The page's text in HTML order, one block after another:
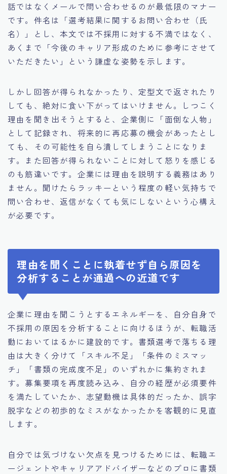
話ではなくメールで問い合わせるのが最低限のマナー
です。件名は「選考結果に関するお問い合わせ（氏
名）」とし、本文では不採用に対する不満ではなく、
あくまで「今後のキャリア形成のために参考にさせて
いただきたい」という謙虚な姿勢を示します。
しかし回答が得られなかったり、定型文で返されたり
しても、絶対に食い下がってはいけません。しつこく
理由を聞き出そうとすると、企業側に「面倒な人物」
として記録され、将来的に再応募の機会があったとし
ても、その可能性を自ら潰してしまうことになりま
す。また回答が得られないことに対して怒りを感じる
のも筋違いです。企業には理由を説明する義務はあり
ません。聞けたらラッキーという程度の軽い気持ちで
問い合わせ、返信がなくても気にしないという心構え
が必要です。
理由を聞くことに執着せず自ら原因を
分析することが通過への近道です
企業に理由を聞こうとするエネルギーを、自分自身で
不採用の原因を分析することに向けるほうが、転職活
動においてはるかに建設的です。書類選考で落ちる理
由は大きく分けて「スキル不足」「条件のミスマッ
チ」「書類の完成度不足」のいずれかに集約されま
す。募集要項を再度読み込み、自分の経歴が必須要件
を満たしていたか、志望動機は具体的だったか、誤字
脱字などの初歩的なミスがなかったかを客観的に見直
します。
自分では気づけない欠点を見つけるためには、転職エ
ージェントやキャリアアドバイザーなどのプロに書類